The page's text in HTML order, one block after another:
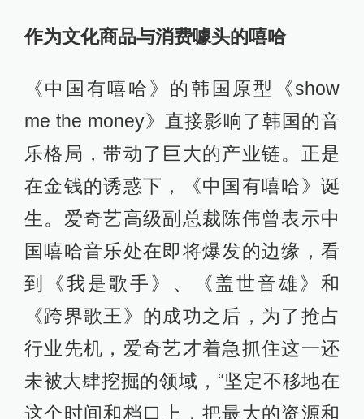
作为文化商品与消费噱头的嘻哈
《中国有嘻哈》的韩国原型《show
me the money》直接影响了韩国的音
乐格局，带动了巨大的产业链。正是
在金钱的诱惑下，《中国有嘻哈》诞
生。爱奇艺高级副总裁陈伟曾表示中
国嘻哈音乐处在即将爆发的边缘，看
到《我是歌手》、《盖世音雄》和
《跨界歌王》的成功之后，为了抢占
行业先机，爱奇艺才着急抓住这一还
未被大肆挖掘的领域，“坚定不移地在
这个时间和档口上，把最大的资源和